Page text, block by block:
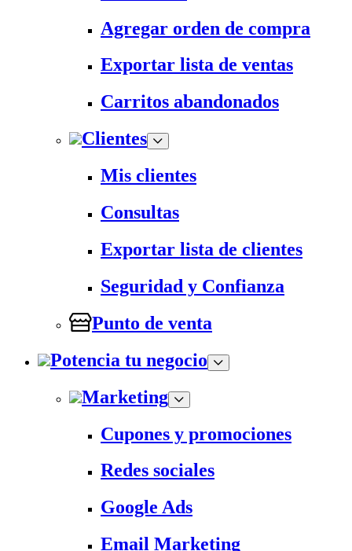
Agregar orden de compra
Exportar lista de ventas
Carritos abandonados
Clientes
Mis clientes
Consultas
Exportar lista de clientes
Seguridad y Confianza
Punto de venta
Potencia tu negocio
Marketing
Cupones y promociones
Redes sociales
Google Ads
Email Marketing